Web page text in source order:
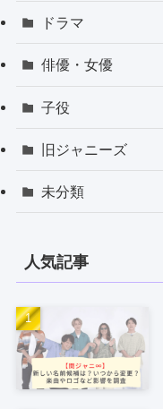
ドラマ
俳優・女優
子役
旧ジャニーズ
未分類
人気記事